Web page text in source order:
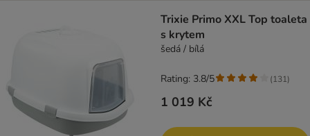
Trixie Primo XXL Top toaleta
s krytem
šedá / bílá
1 019 Kč
Rating: 3.8/5 (131)